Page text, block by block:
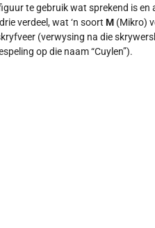
te gebruik wat sprekend is en
verdeel, wat ‘n soort M (Mikro)
(verwysing na die
op die naam “Cuylen”).